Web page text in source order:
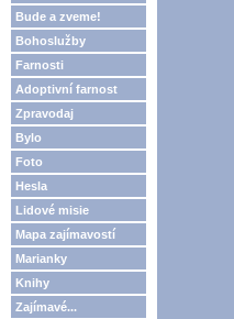
Bude a zveme!
Bohoslužby
Farnosti
Adoptivní farnost
Zpravodaj
Bylo
Foto
Hesla
Lidové misie
Mapa zajímavostí
Marianky
Knihy
Zajímavé...